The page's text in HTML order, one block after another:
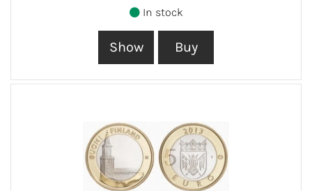
In stock